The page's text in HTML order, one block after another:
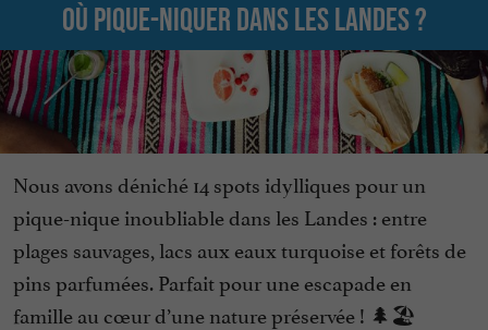
Où pique-niquer dans les Landes ?
Nous avons déniché 14 spots idylliques pour un
pique-nique inoubliable dans les Landes : entre
plages sauvages, lacs aux eaux turquoise et forêts de
pins parfumées. Parfait pour une escapade en
famille au cœur d’une nature préservée ! 🌲🏖️